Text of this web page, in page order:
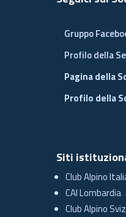
Gruppo
Profilo della
Pagina della
Profilo della
Siti
Club Alpino
CAI Lombardia
Club Alpino